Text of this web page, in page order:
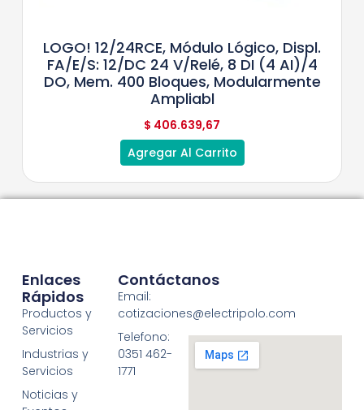
LOGO! 12/24RCE, Módulo Lógico, Displ.
FA/E/S: 12/DC 24 V/relé, 8 DI (4 AI)/4
DO, Mem. 400 Bloques, Modularmente
Ampliabl
$ 406.639,67
Agregar Al Carrito
Enlaces
Rápidos
Productos y
Servicios
Industrias y
Servicios
Noticias y
Contáctanos
Email:
cotizaciones@electripolo.com
Telefono:
0351 462-
1771